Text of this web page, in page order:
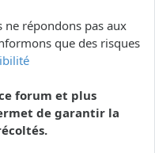
ne répondons pas aux
que des risques
forum et plus
de garantir la